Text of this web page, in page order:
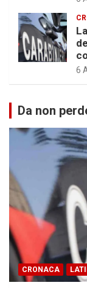
6
Da non
CRONACA